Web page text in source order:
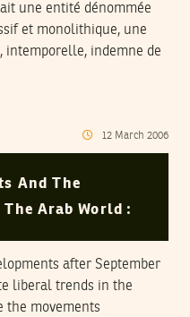
une entité dénommée
et monolithique, une
intemporelle, indemne de
12 March 2006
And The
The Arab World :
after September
liberal trends in the
the movements